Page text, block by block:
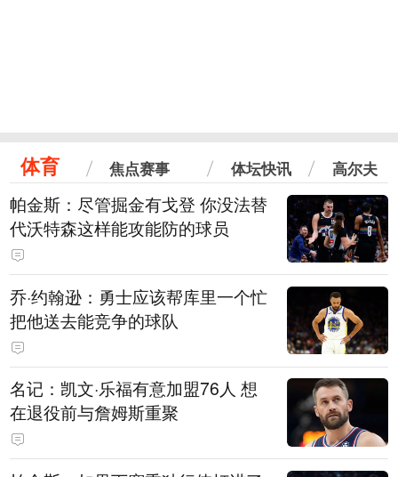
体育 焦点赛事 体坛快讯 高尔夫
帕金斯：尽管掘金有戈登 你没法替
代沃特森这样能攻能防的球员
乔·约翰逊：勇士应该帮库里一个忙
把他送去能竞争的球队
名记：凯文·乐福有意加盟76人 想
在退役前与詹姆斯重聚